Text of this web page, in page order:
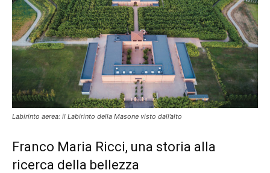
Labirinto aerea: il Labirinto della Masone visto dall’alto
Franco Maria Ricci, una storia alla
ricerca della bellezza